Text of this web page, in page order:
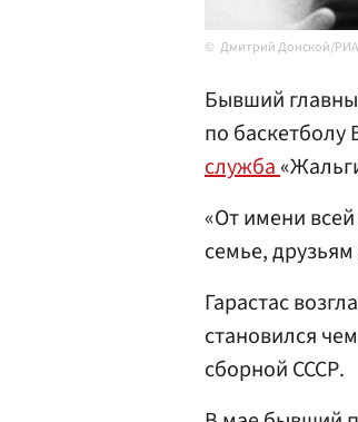
Дмитрий Донской/
Бывший
по баскетболу
служба
«От имени
семье,
Гарастас
становился
сборной СССР.